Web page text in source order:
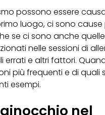
possono essere
luogo, ci sono
se ci sono anche
nelle sessioni di
errati e altri fattori.
più frequenti e di quali
esempi.
nel